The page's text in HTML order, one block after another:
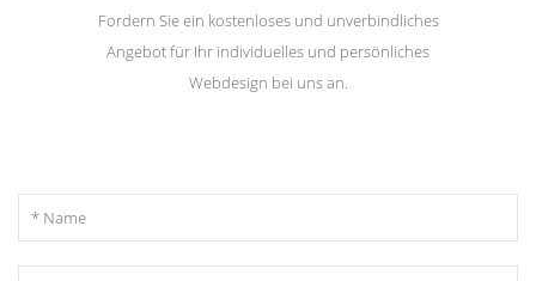
Fordern Sie ein kostenloses und unverbindliches
Angebot für Ihr individuelles und persönliches
Webdesign bei uns an.